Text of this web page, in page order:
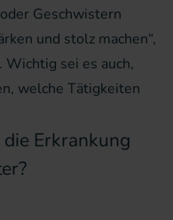
Geschwistern
und stolz machen“,
sei es auch,
welche Tätigkeiten
Erkrankung